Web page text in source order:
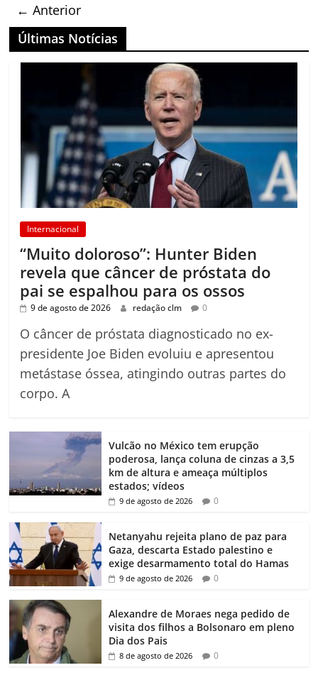
← Anterior
Últimas Notícias
Internacional
“Muito doloroso”: Hunter Biden
revela que câncer de próstata do
pai se espalhou para os ossos
9 de agosto de 2026 redação clm 0
O câncer de próstata diagnosticado no ex-
presidente Joe Biden evoluiu e apresentou
metástase óssea, atingindo outras partes do
corpo. A
Vulcão no México tem erupção
poderosa, lança coluna de cinzas a 3,5
km de altura e ameaça múltiplos
estados; vídeos
9 de agosto de 2026 0
Netanyahu rejeita plano de paz para
Gaza, descarta Estado palestino e
exige desarmamento total do Hamas
9 de agosto de 2026 0
Alexandre de Moraes nega pedido de
visita dos filhos a Bolsonaro em pleno
Dia dos Pais
8 de agosto de 2026 0